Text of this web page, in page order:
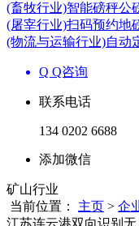
(畜牧行业)智能磅秤公
(屠宰行业)扫码预约地
(物流与运输行业)自动
Q Q咨询
联系电话
134 0202 6688
添加微信
矿山行业
当前位置： 主页 > 企